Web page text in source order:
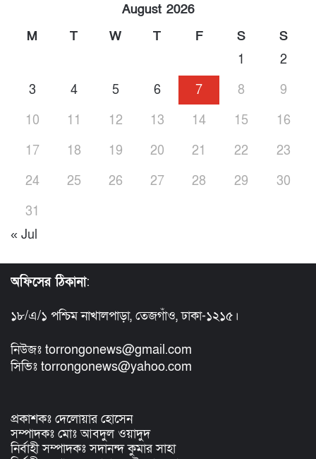
August 2026
M
T W T F S
S
1
2
3
4 5 6 7 8
9
10
11 12 13 14 15
16
17
18 19 20 21 22
23
24
25 26 27 28 29
30
31
« Jul
অফিসের ঠিকানা:
১৮/এ/১ পশ্চিম নাখালপাড়া, তেজগাঁও, ঢাকা-১২১৫।
নিউজঃ torrongonews@gmail.com
সিভিঃ torrongonews@yahoo.com
প্রকাশকঃ দেলোয়ার হোসেন
সম্পাদকঃ মোঃ আবদুল ওয়াদুদ
নির্বাহী সম্পাদকঃ সদানন্দ কুমার সাহা